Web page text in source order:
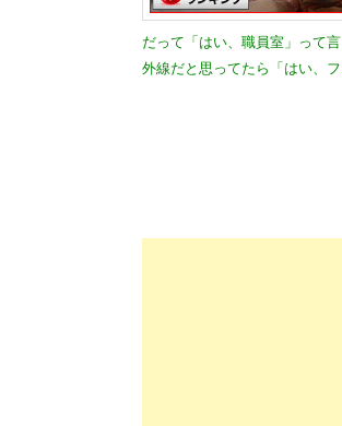
だって「はい、職員室」って
外線だと思ってたら「はい、